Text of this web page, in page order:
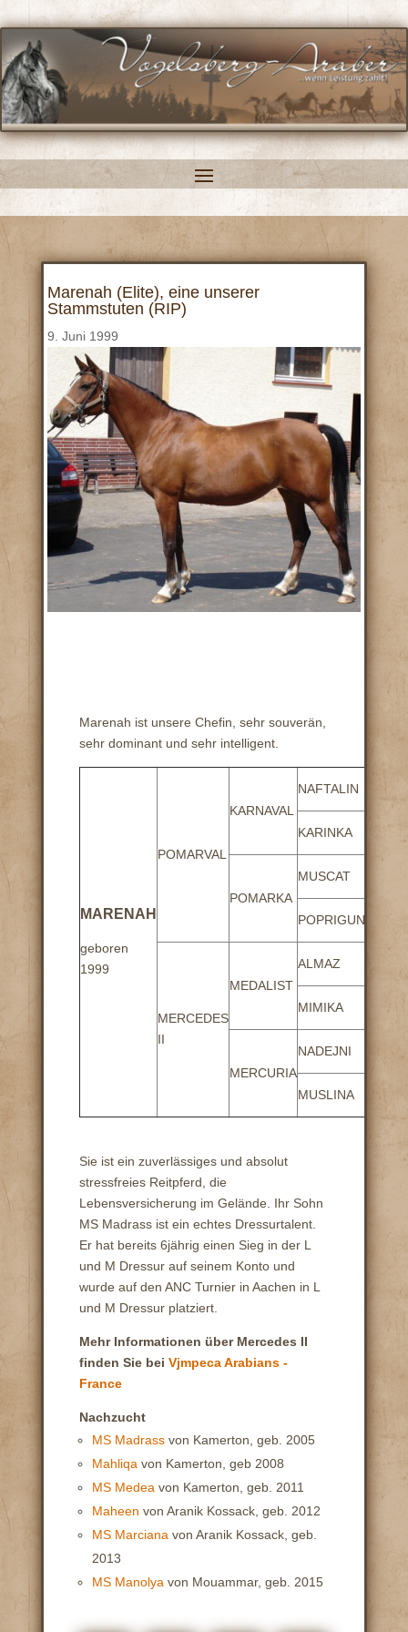
Marenah (Elite), eine unserer
Stammstuten (RIP)
9. Juni 1999
Marenah ist unsere Chefin, sehr souverän,
sehr dominant und sehr intelligent.
MARENAH
geboren
1999
POMARVAL
KARNAVAL
NAFTALIN
KARINKA
POMARKA
MUSCAT
POPRIGUNIA
MERCEDES
II
MEDALIST
ALMAZ
MIMIKA
MERCURIA
NADEJNI
MUSLINA
Sie ist ein zuverlässiges und absolut
stressfreies Reitpferd, die
Lebensversicherung im Gelände. Ihr Sohn
MS Madrass ist ein echtes Dressurtalent.
Er hat bereits 6jährig einen Sieg in der L
und M Dressur auf seinem Konto und
wurde auf den ANC Turnier in Aachen in L
und M Dressur platziert.
Mehr Informationen über Mercedes II
finden Sie bei Vjmpeca Arabians -
France
Nachzucht
MS Madrassvon Kamerton, geb. 2005
Mahliqa von Kamerton, geb 2008
MS Medea von Kamerton, geb. 2011
Maheen von Aranik Kossack, geb. 2012
MS Marciana von Aranik Kossack, geb.
2013
MS Manolya von Mouammar, geb. 2015